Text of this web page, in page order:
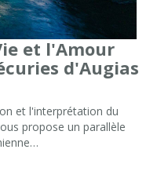
et l'Amour
d'Augias
et l'interprétation du
propose un parallèle